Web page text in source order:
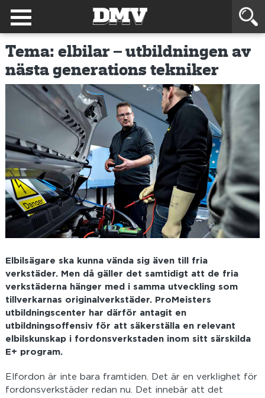
Tema: elbilar – utbildningen av
nästa generations tekniker
Elbilsägare ska kunna vända sig även till fria
verkstäder. Men då gäller det samtidigt att de fria
verkstäderna hänger med i samma utveckling som
tillverkarnas originalverkstäder. ProMeisters
utbildningscenter har därför antagit en
utbildningsoffensiv för att säkerställa en relevant
elbilskunskap i fordonsverkstaden inom sitt särskilda
E+ program.
Elfordon är inte bara framtiden. Det är en verklighet för
fordonsverkstäder redan nu. Det innebär att det